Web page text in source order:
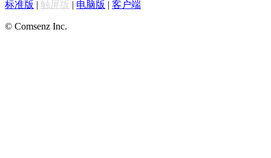
标准版 | 触屏版 | 电脑版 | 客户端
© Comsenz Inc.